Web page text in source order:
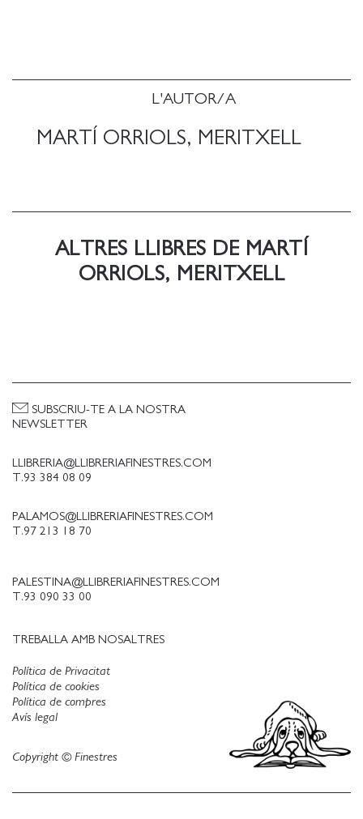
L'AUTOR/A
MARTÍ ORRIOLS, MERITXELL
ALTRES LLIBRES DE MARTÍ
ORRIOLS, MERITXELL
LLIBRERIA@LLIBRERIAFINESTRES.COM
T.93 384 08 09
PALAMOS@LLIBRERIAFINESTRES.COM
T.97 213 18 70
PALESTINA@LLIBRERIAFINESTRES.COM
T.93 090 33 00
TREBALLA AMB NOSALTRES
SUBSCRIU-TE A LA NOSTRA
NEWSLETTER
Política de Privacitat
Política de cookies
Avís legal
Política de compres
Copyright © Finestres